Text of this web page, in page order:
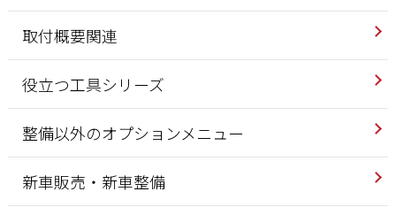
取付概要関連
役立つ工具シリーズ
整備以外のオプションメニュー
新車販売・新車整備